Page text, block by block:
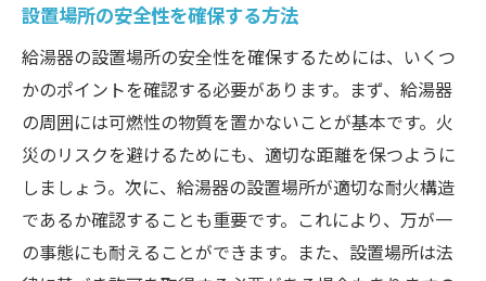
設置場所の安全性を確保する方法
給湯器の設置場所の安全性を確保するためには、いくつ
かのポイントを確認する必要があります。まず、給湯器
の周囲には可燃性の物質を置かないことが基本です。火
災のリスクを避けるためにも、適切な距離を保つように
しましょう。次に、給湯器の設置場所が適切な耐火構造
であるか確認することも重要です。これにより、万が一
の事態にも耐えることができます。また、設置場所は法